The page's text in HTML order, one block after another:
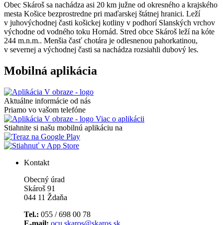
Obec Skároš sa nachádza asi 20 km južne od okresného a krajského
mesta Košice bezprostredne pri maďarskej štátnej hranici. Leží
v juhovýchodnej časti košickej kotliny v podhorí Slanských vrchov
východne od vodného toku Hornád. Stred obce Skároš leží na kóte
244 m.n.m.. Menšia časť chotára je odlesnenou pahorkatinou,
v severnej a východnej časti sa nachádza rozsiahli dubový les.
Mobilná aplikácia
Aktuálne informácie od nás
Priamo vo vašom telefóne
Viac o aplikácii
Stiahnite si našu mobilnú aplikáciu na
Kontakt
Obecný úrad
Skároš 91
044 11 Ždaňa
Tel.: 055 / 698 00 78
E-mail: ocu.skaros@skaros.sk